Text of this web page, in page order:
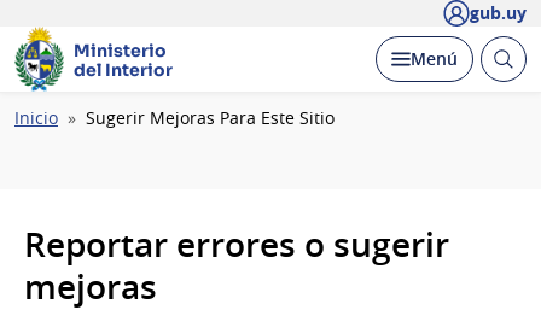
gub.uy
Ministerio
del Interior
Desplegar
Menú Abrir
Ruta
Inicio Sugerir Mejoras Para Este Sitio
Reportar errores o sugerir
mejoras